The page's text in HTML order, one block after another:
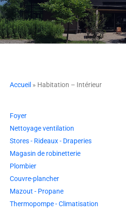
Accueil » Habitation – Intérieur
Foyer
Nettoyage ventilation
Stores - Rideaux - Draperies
Magasin de robinetterie
Plombier
Couvre-plancher
Mazout - Propane
Thermopompe - Climatisation